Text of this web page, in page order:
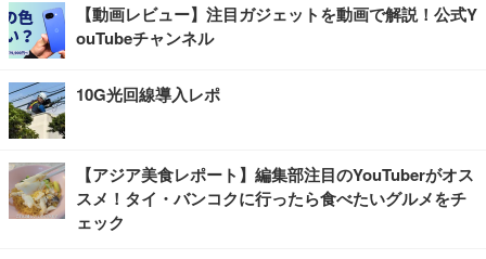
【動画レビュー】注目ガジェットを動画で解説！公式Y
ouTubeチャンネル
10G光回線導入レポ
【アジア美食レポート】編集部注目のYouTuberがオス
スメ！タイ・バンコクに行ったら食べたいグルメをチ
ェック